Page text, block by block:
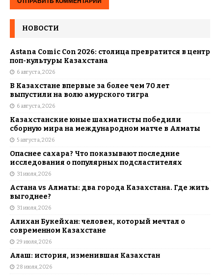
НОВОСТИ
Astana Comic Con 2026: столица превратится в центр
поп-культуры Казахстана
6 августа, 2026
В Казахстане впервые за более чем 70 лет
выпустили на волю амурского тигра
6 августа, 2026
Казахстанские юные шахматисты победили
сборную мира на международном матче в Алматы
5 августа, 2026
Опаснее сахара? Что показывают последние
исследования о популярных подсластителях
31 июля, 2026
Астана vs Алматы: два города Казахстана. Где жить
выгоднее?
31 июля, 2026
Алихан Букейхан: человек, который мечтал о
современном Казахстане
29 июля, 2026
Алаш: история, изменившая Казахстан
28 июля, 2026